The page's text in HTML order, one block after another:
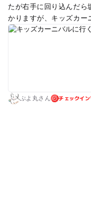
たが右手に回り込んだ
かりますが、キッズカー
満足してもらえました。
ぷよ丸さん チェックイ